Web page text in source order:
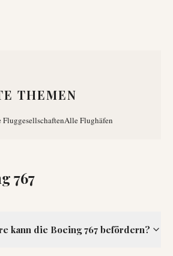
THEMEN
Alle Flughäfen
767
kann die Boeing 767 befördern?